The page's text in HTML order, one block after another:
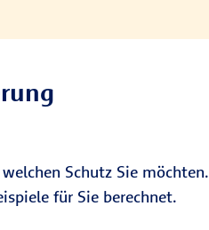
Schutz Sie möchten.
für Sie berechnet.